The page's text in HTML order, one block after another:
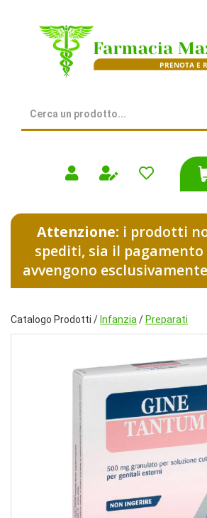
contenuto
Farmacia
Prodotto
Attenzione: i prodotti
spediti, sia il
avvengono
Catalogo Prodotti / Infanzia / Preparati